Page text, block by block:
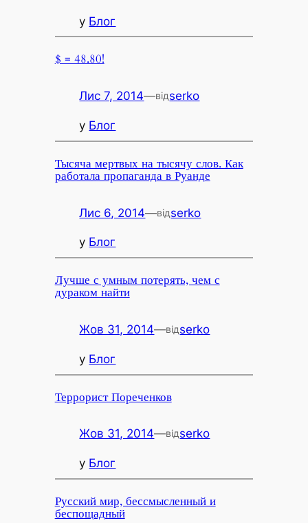
у Блог
$ = 48.80!
Лис 7, 2014—відserko
у Блог
Тысяча мертвых на тысячу слов. Как
работала пропаганда в Руанде
Лис 6, 2014—відserko
у Блог
Лучше с умным потерять, чем с
дураком найти
Жов 31, 2014—відserko
у Блог
Террорист Пореченков
Жов 31, 2014—відserko
у Блог
Русский мир, бессмысленный и
беспощадный